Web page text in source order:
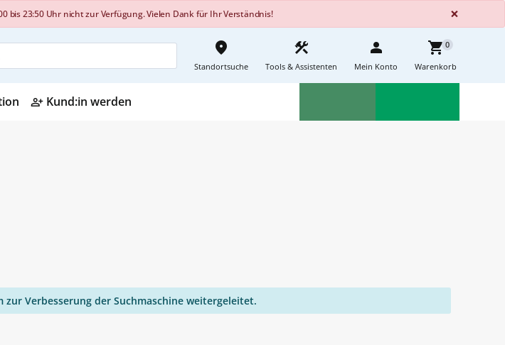
bis 23:50 Uhr nicht zur Verfügung. Vielen Dank für Ihr Verständnis! ×
place
Standortsuche
construction
Tools & Assistenten
person
Mein Konto
shopping_cart0
Warenkorb
person_add_alt Kund:in werden
Verbesserung der Suchmaschine weitergeleitet.